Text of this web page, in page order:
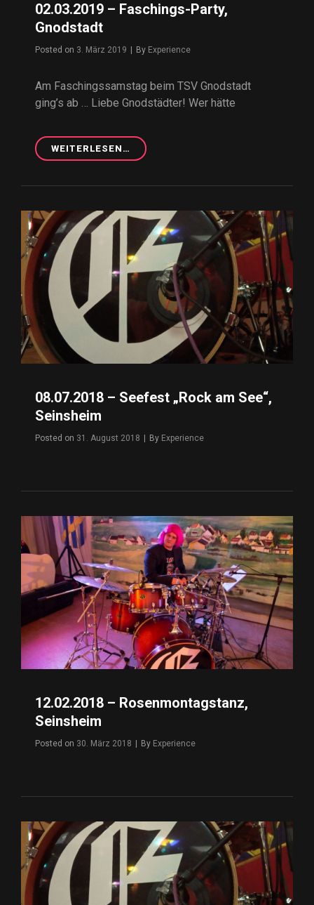
02.03.2019 – Faschings-Party,
Gnodstadt
Posted on 3. März 2019 By Byline
Experience
Am Faschingssamstag beim TSV Gnodstadt
ging’s ab … Liebe Gnodstädter! Wer hätte
WEITERLESEN…
02.03.2019
–
08.07.2018 – Seefest „Rock am See“,
Seinsheim
Posted on 31. August 2018 By Byline
Experience
12.02.2018 – Rosenmontagstanz,
Seinsheim
Posted on 30. März 2018 By Byline
Experience